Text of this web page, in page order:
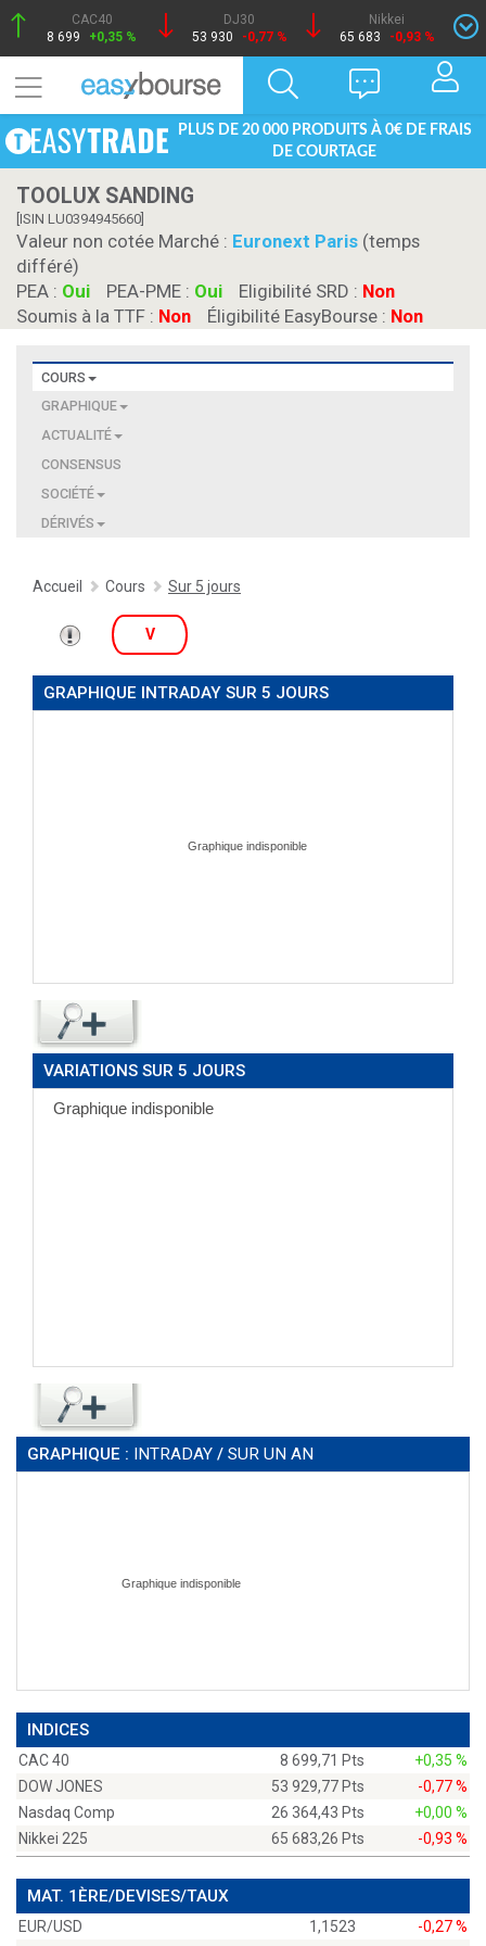
CAC40
8 699
+0,35 %
DJ30
53 930
-0,77 %
Nikkei
65 683
-0,93 %
PLUS DE 20 000 PRODUITS À 0€ DE FRAIS
DE COURTAGE
TOOLUX SANDING
[ISIN LU0394945660]
Valeur non cotée Marché : Euronext Paris (temps
différé)
PEA : Oui PEA-PME : Oui Eligibilité SRD : Non
Soumis à la TTF : Non Éligibilité EasyBourse : Non
COURS
GRAPHIQUE
ACTUALITÉ
CONSENSUS
SOCIÉTÉ
DÉRIVÉS
Accueil Cours Sur 5 jours
V
GRAPHIQUE INTRADAY SUR 5 JOURS
VARIATIONS SUR 5 JOURS
GRAPHIQUE : INTRADAY / SUR UN AN
INDICES
CAC 40 8 699,71 Pts
+0,35 %
DOW JONES
53 929,77 Pts
-0,77 %
Nasdaq Comp
26 364,43 Pts
+0,00 %
Nikkei 225
65 683,26 Pts -0,93 %
MAT. 1ÈRE/DEVISES/TAUX
EUR/USD 1,1523
-0,27 %